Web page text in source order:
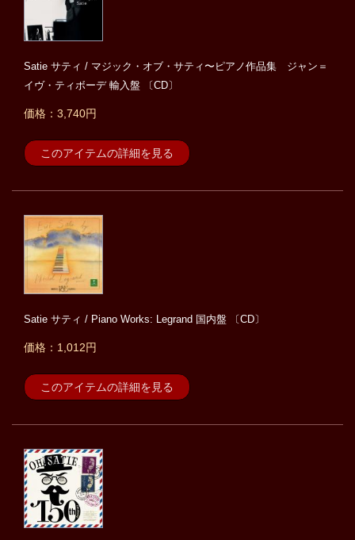
Satie サティ / マジック・オブ・サティ〜ピアノ作品集 ジャン＝
イヴ・ティボーデ 輸入盤 〔CD〕
価格：3,740円
このアイテムの詳細を見る
Satie サティ / Piano Works: Legrand 国内盤 〔CD〕
価格：1,012円
このアイテムの詳細を見る